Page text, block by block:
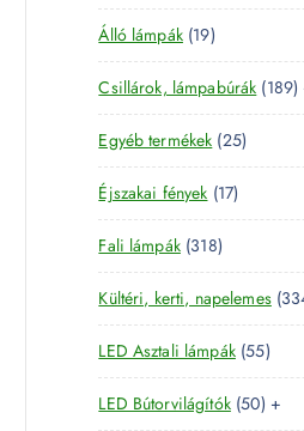
m
k
Álló lámpák 191
9
t
e
r
m
é
k
Csillárok, lámpabúrák 1891
8
t
r
é
k
Egyéb termékek 252
5
e
m
é
k
Éjszakai fények 171
7
e
r
m
é
k
Fali lámpák 3183
1
8
t
e
r
m
Kültéri, kerti, napelemes
LED Asztali lámpák 555
5
t
LED Bútorvilágítók 505 +